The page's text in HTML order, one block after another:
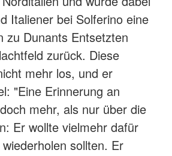
Italiener bei Solferino eine
zu Dunants Entsetzten
zurück. Diese
mehr los, und er
"Eine Erinnerung an
mehr, als nur über die
Er wollte vielmehr dafür
sollten. Er